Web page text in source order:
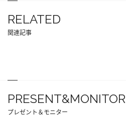
RELATED
関連記事
PRESENT&MONITOR
プレゼント＆モニター